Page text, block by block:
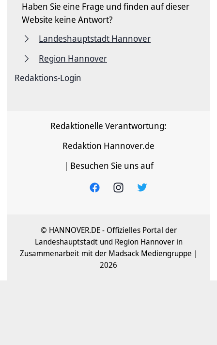
Haben Sie eine Frage und finden auf dieser
Website keine Antwort?
Landeshauptstadt Hannover
Region Hannover
Redaktions-Login
Redaktionelle Verantwortung:
Redaktion Hannover.de
| Besuchen Sie uns auf
© HANNOVER.DE - Offizielles Portal der
Landeshauptstadt und Region Hannover in
Zusammenarbeit mit der Madsack Mediengruppe |
2026